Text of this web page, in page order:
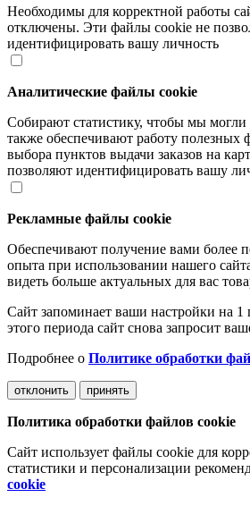
Необходимы для корректной работы
отключены. Эти файлы cookie не
идентифицировать вашу личность
Аналитические файлы cookie
Собирают статистику, чтобы мы могли
также обеспечивают работу полезных
выбора пунктов выдачи заказов на
позволяют идентифицировать вашу
Рекламные файлы cookie
Обеспечивают получение вами более
опыта при использовании нашего
видеть больше актуальных для вас
Сайт запоминает ваши настройки на 1
этого периода сайт снова запросит
Подробнее о Политике обработки
отклонить принять
Политика обработки файлов cookie
Сайт использует файлы cookie для
статистики и персонализации
cookie